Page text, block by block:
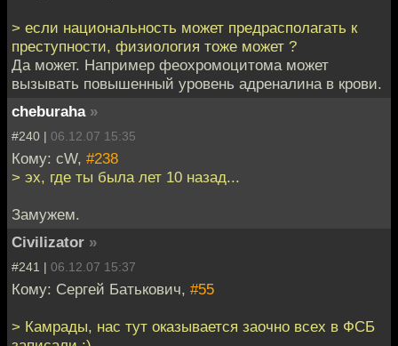
> если национальность может предрасполагать к
преступности, физиология тоже может ?
Да может. Например феохромоцитома может
вызывать повышенный уровень адреналина в крови.
cheburaha »
#240 | 06.12.07 15:35
Кому: cW, #238
> эх, где ты была лет 10 назад...
Замужем.
Civilizator »
#241 | 06.12.07 15:37
Кому: Сергей Батькович, #55
> Камрады, нас тут оказывается заочно всех в ФСБ